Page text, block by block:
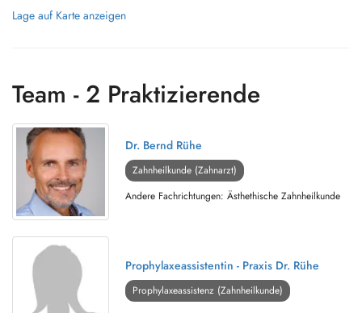
Lage auf Karte anzeigen
Team - 2 Praktizierende
Dr. Bernd Rühe
Zahnheilkunde (Zahnarzt)
Andere Fachrichtungen: Ästhethische Zahnheilkunde
Prophylaxeassistentin - Praxis Dr. Rühe
Prophylaxeassistenz (Zahnheilkunde)